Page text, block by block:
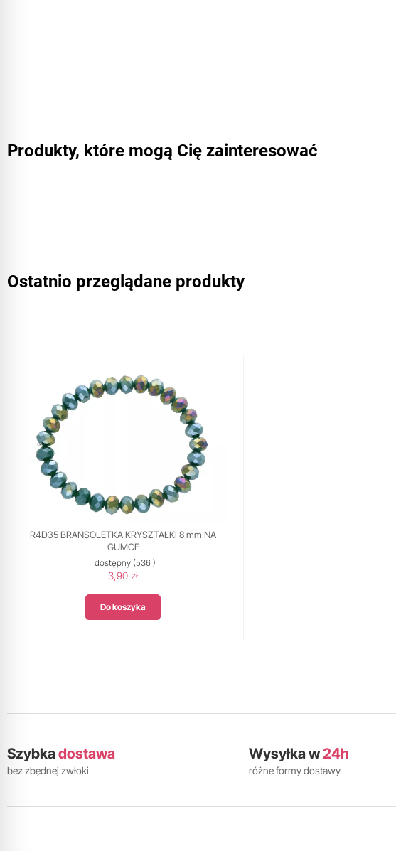
Produkty, które mogą Cię zainteresować
Ostatnio przeglądane produkty
R4D35 BRANSOLETKA KRYSZTAŁKI 8 mm NA
GUMCE
dostępny(536 )
3,90 zł
Do koszyka
Szybkadostawa
bez zbędnej zwłoki
Wysyłka w24h
różne formy dostawy